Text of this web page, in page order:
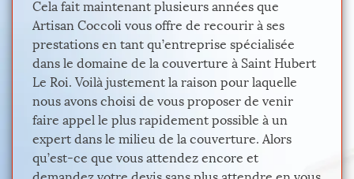
Cela fait maintenant plusieurs années que
Artisan Coccoli vous offre de recourir à ses
prestations en tant qu’entreprise spécialisée
dans le domaine de la couverture à Saint Hubert
Le Roi. Voilà justement la raison pour laquelle
nous avons choisi de vous proposer de venir
faire appel le plus rapidement possible à un
expert dans le milieu de la couverture. Alors
qu’est-ce que vous attendez encore et